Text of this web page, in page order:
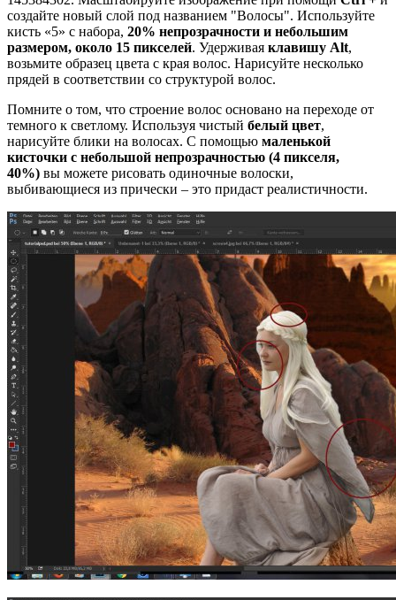
создайте новый слой под названием "Волосы". Используйте
кисть «5» с набора, 20% непрозрачности и небольшим
размером, около 15 пикселей. Удерживая клавишу Alt,
возьмите образец цвета с края волос. Нарисуйте несколько
прядей в соответствии со структурой волос.
Помните о том, что строение волос основано на переходе от
темного к светлому. Используя чистый белый цвет,
нарисуйте блики на волосах. С помощью маленькой
кисточки с небольшой непрозрачностью (4 пикселя,
40%) вы можете рисовать одиночные волоски,
выбивающиеся из прически – это придаст реалистичности.